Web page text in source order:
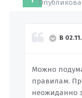
В
Можно
правилам.
неожиданно